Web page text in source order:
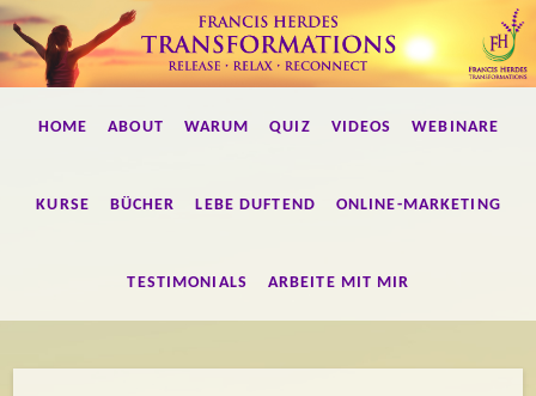
Herdes
HOME ABOUT WARUM QUIZ VIDEOS WEBINARE
KURSE BÜCHER LEBE DUFTEND ONLINE-MARKETING
TESTIMONIALS ARBEITE MIT MIR